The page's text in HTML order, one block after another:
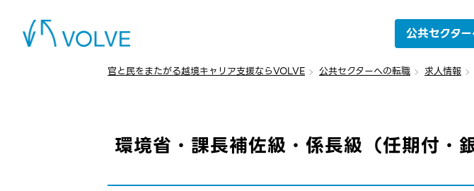
公共セクタ
官と民をまたがる越境キャリア支援ならVOLVE 公共セクターへの転職 求人情報
環境省・課長補佐級・係長級（任期付・